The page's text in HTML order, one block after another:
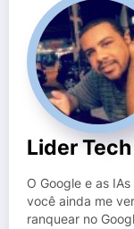
Lider Tech
O Google e as
você ainda me
ranquear no